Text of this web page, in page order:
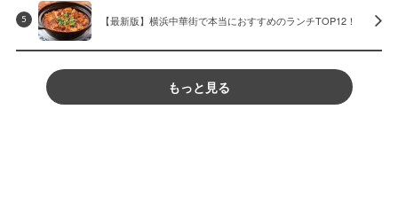
5 【最新版】横浜中華街で本当におすすめのランチTOP12！
もっと見る